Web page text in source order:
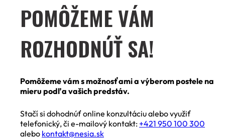
POMÔŽEME VÁM
ROZHODNÚŤ SA!
Pomôžeme vám s možnosťami a výberom postele na
mieru podľa vašich predstáv.
Stačí si dohodnúť online konzultáciu alebo využiť
telefonický, či e-mailový kontakt: +421 950 100 300
alebo kontakt@nesia.sk